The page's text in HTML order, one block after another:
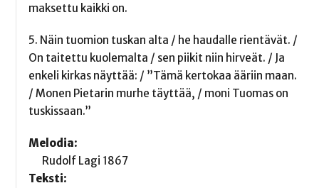
maksettu kaikki on.
5. Näin tuomion tuskan alta / he haudalle rientävät. /
On taitettu kuolemalta / sen piikit niin hirveät. / Ja
enkeli kirkas näyttää: / ”Tämä kertokaa ääriin maan.
/ Monen Pietarin murhe täyttää, / moni Tuomas on
tuskissaan.”
Melodia:
Rudolf Lagi 1867
Teksti: